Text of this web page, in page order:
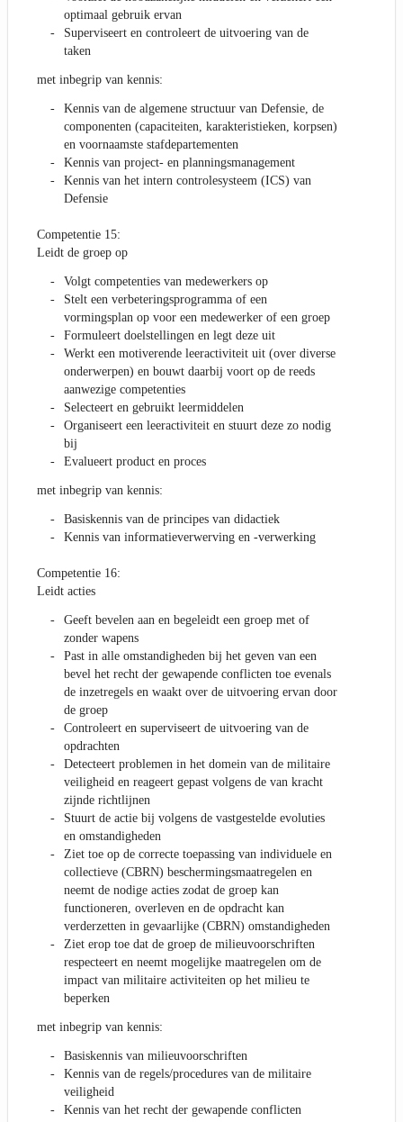
optimaal gebruik ervan
Superviseert en controleert de uitvoering van de
taken
met inbegrip van kennis:
Kennis van de algemene structuur van Defensie, de
componenten (capaciteiten, karakteristieken, korpsen)
en voornaamste stafdepartementen
Kennis van project- en planningsmanagement
Kennis van het intern controlesysteem (ICS) van
Defensie
Competentie 15:
Leidt de groep op
Volgt competenties van medewerkers op
Stelt een verbeteringsprogramma of een
vormingsplan op voor een medewerker of een groep
Formuleert doelstellingen en legt deze uit
Werkt een motiverende leeractiviteit uit (over diverse
onderwerpen) en bouwt daarbij voort op de reeds
aanwezige competenties
Selecteert en gebruikt leermiddelen
Organiseert een leeractiviteit en stuurt deze zo nodig
bij
Evalueert product en proces
met inbegrip van kennis:
Basiskennis van de principes van didactiek
Kennis van informatieverwerving en -verwerking
Competentie 16:
Leidt acties
Geeft bevelen aan en begeleidt een groep met of
zonder wapens
Past in alle omstandigheden bij het geven van een
bevel het recht der gewapende conflicten toe evenals
de inzetregels en waakt over de uitvoering ervan door
de groep
Controleert en superviseert de uitvoering van de
opdrachten
Detecteert problemen in het domein van de militaire
veiligheid en reageert gepast volgens de van kracht
zijnde richtlijnen
Stuurt de actie bij volgens de vastgestelde evoluties
en omstandigheden
Ziet toe op de correcte toepassing van individuele en
collectieve (CBRN) beschermingsmaatregelen en
neemt de nodige acties zodat de groep kan
functioneren, overleven en de opdracht kan
verderzetten in gevaarlijke (CBRN) omstandigheden
Ziet erop toe dat de groep de milieuvoorschriften
respecteert en neemt mogelijke maatregelen om de
impact van militaire activiteiten op het milieu te
beperken
met inbegrip van kennis:
Basiskennis van milieuvoorschriften
Kennis van de regels/procedures van de militaire
veiligheid
Kennis van het recht der gewapende conflicten